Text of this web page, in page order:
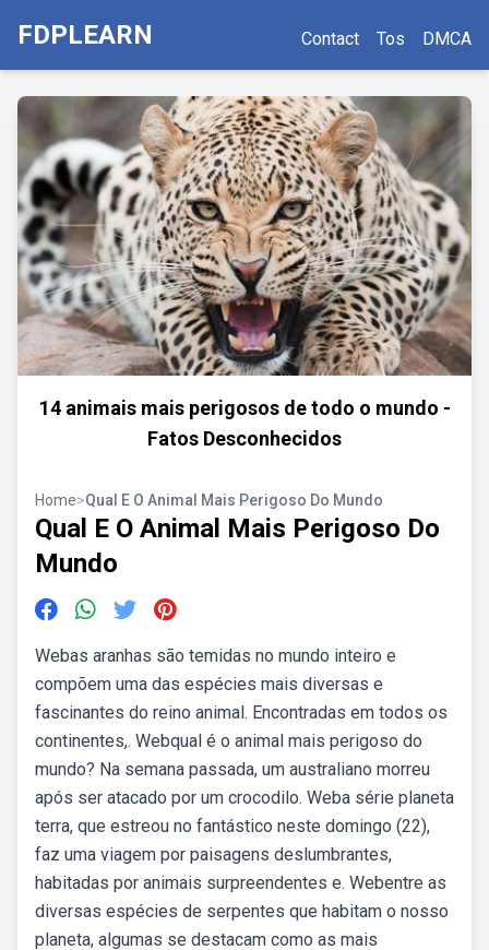
FDPLEARN Contact Tos DMCA
14 animais mais perigosos de todo o mundo -
Fatos Desconhecidos
Home>Qual E O Animal Mais Perigoso Do Mundo
Qual E O Animal Mais Perigoso Do
Mundo
Webas aranhas são temidas no mundo inteiro e
compõem uma das espécies mais diversas e
fascinantes do reino animal. Encontradas em todos os
continentes,. Webqual é o animal mais perigoso do
mundo? Na semana passada, um australiano morreu
após ser atacado por um crocodilo. Weba série planeta
terra, que estreou no fantástico neste domingo (22),
faz uma viagem por paisagens deslumbrantes,
habitadas por animais surpreendentes e. Webentre as
diversas espécies de serpentes que habitam o nosso
planeta, algumas se destacam como as mais